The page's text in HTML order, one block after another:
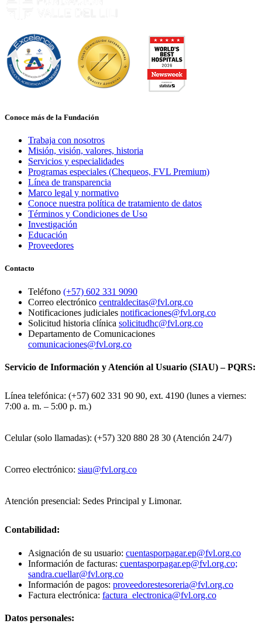
Conoce más de la Fundación
Trabaja con nosotros
Misión, visión, valores, historia
Servicios y especialidades
Programas especiales (Chequeos, FVL Premium)
Línea de transparencia
Marco legal y normativo
Conoce nuestra política de tratamiento de datos
Términos y Condiciones de Uso
Investigación
Educación
Proveedores
Contacto
Teléfono (+57) 602 331 9090
Correo electrónico centraldecitas@fvl.org.co
Notificaciones judiciales notificaciones@fvl.org.co
Solicitud historia clínica solicitudhc@fvl.org.co
Departamento de Comunicaciones
comunicaciones@fvl.org.co
Servicio de Información y Atención al Usuario (SIAU) – PQRS:
Línea telefónica: (+57) 602 331 90 90, ext. 4190 (lunes a viernes:
7:00 a. m. – 5:00 p. m.)
Celular (solo llamadas): (+57) 320 880 28 30 (Atención 24/7)
Correo electrónico: siau@fvl.org.co
Atención presencial: Sedes Principal y Limonar.
Contabilidad:
Asignación de su usuario: cuentasporpagar.ep@fvl.org.co
Información de facturas: cuentasporpagar.ep@fvl.org.co;
sandra.cuellar@fvl.org.co
Información de pagos: proveedorestesoreria@fvl.org.co
Factura electrónica: factura_electronica@fvl.org.co
Datos personales: